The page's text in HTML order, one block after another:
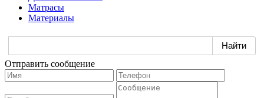
Матрасы
Материалы
Отправить сообщение